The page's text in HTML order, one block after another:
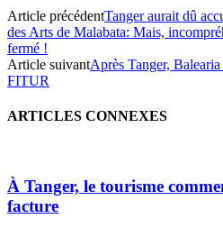
Article précédentTanger aurait dû
des Arts de Malabata: Mais,
fermé !
Article suivantAprès Tanger,
FITUR
ARTICLES CONNEXES
À Tanger, le tourisme
facture